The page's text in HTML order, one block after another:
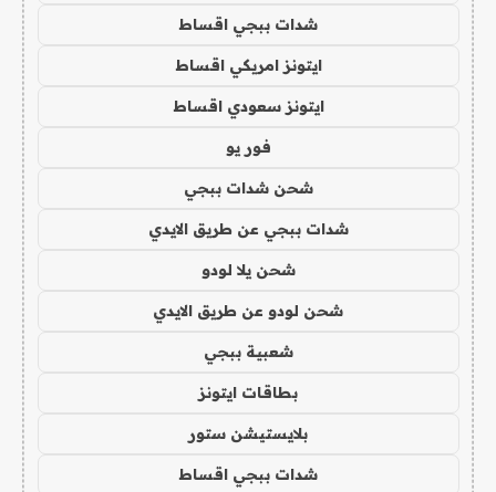
شدات ببجي اقساط
ايتونز امريكي اقساط
ايتونز سعودي اقساط
فور يو
شحن شدات ببجي
شدات ببجي عن طريق الايدي
شحن يلا لودو
شحن لودو عن طريق الايدي
شعبية ببجي
بطاقات ايتونز
بلايستيشن ستور
شدات ببجي اقساط